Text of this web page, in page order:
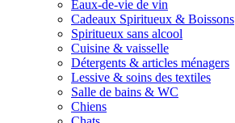
Eaux-de-vie de vin
Cadeaux Spiritueux & Boissons
Spiritueux sans alcool
Cuisine & vaisselle
Détergents & articles ménagers
Lessive & soins des textiles
Salle de bains & WC
Chiens